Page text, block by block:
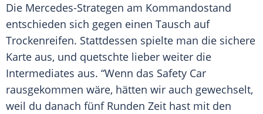
Die Mercedes-Strategen am Kommandostand
entschieden sich gegen einen Tausch auf
Trockenreifen. Stattdessen spielte man die sichere
Karte aus, und quetschte lieber weiter die
Intermediates aus. “Wenn das Safety Car
rausgekommen wäre, hätten wir auch gewechselt,
weil du danach fünf Runden Zeit hast mit den